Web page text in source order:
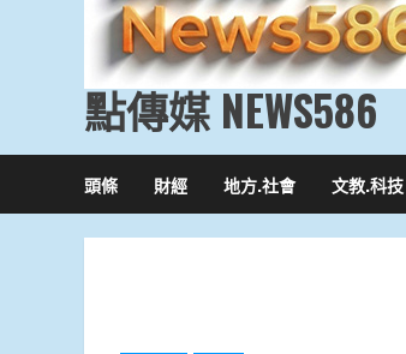
點傳媒 NEWS586
頭條 財經 地方.社會 文教.科技